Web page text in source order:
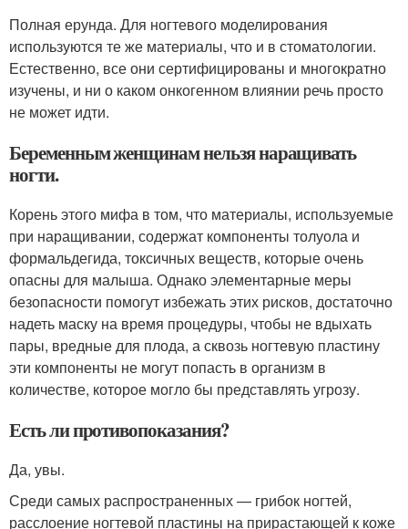
Полная ерунда. Для ногтевого моделирования
используются те же материалы, что и в стоматологии.
Естественно, все они сертифицированы и многократно
изучены, и ни о каком онкогенном влиянии речь просто
не может идти.
Беременным женщинам нельзя наращивать
ногти.
Корень этого мифа в том, что материалы, используемые
при наращивании, содержат компоненты толуола и
формальдегида, токсичных веществ, которые очень
опасны для малыша. Однако элементарные меры
безопасности помогут избежать этих рисков, достаточно
надеть маску на время процедуры, чтобы не вдыхать
пары, вредные для плода, а сквозь ногтевую пластину
эти компоненты не могут попасть в организм в
количестве, которое могло бы представлять угрозу.
Есть ли противопоказания?
Да, увы.
Среди самых распространенных — грибок ногтей,
расслоение ногтевой пластины на прирастающей к коже